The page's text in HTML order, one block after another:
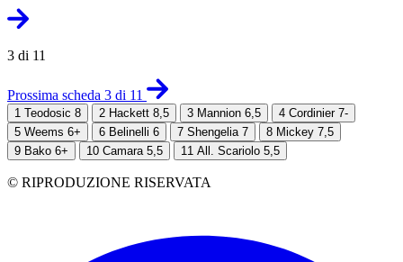
3 di 11
Prossima scheda 3 di 11
1 Teodosic 8 2 Hackett 8,5 3 Mannion 6,5 4 Cordinier 7-
5 Weems 6+ 6 Belinelli 6 7 Shengelia 7 8 Mickey 7,5
9 Bako 6+ 10 Camara 5,5 11 All. Scariolo 5,5
© RIPRODUZIONE RISERVATA